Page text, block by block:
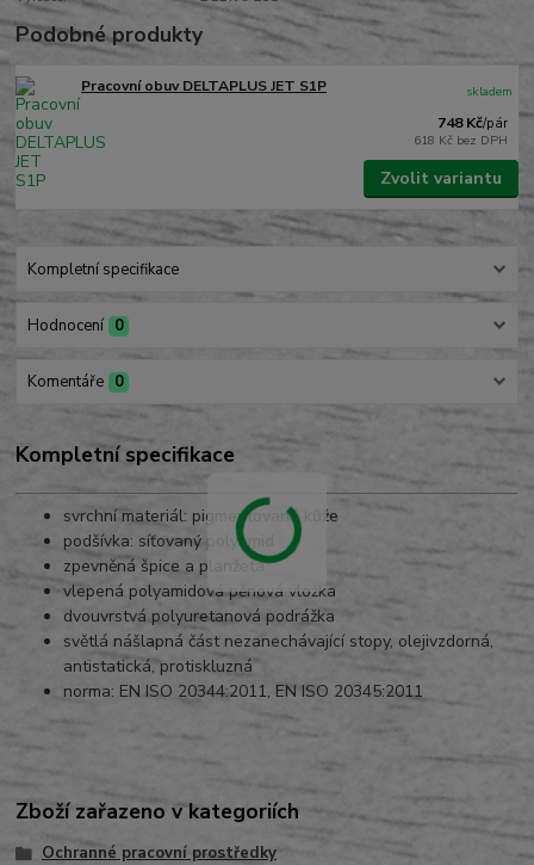
Podobné produkty
Pracovní obuv DELTAPLUS JET S1P
748 Kč/pár
618 Kč bez DPH
skladem
Zvolit variantu
Kompletní specifikace
Hodnocení 0
Komentáře 0
Kompletní specifikace
svrchní materiál: pigmentovaná kůže
podšívka: síťovaný polyamid
zpevněná špice a planžeta
vlepená polyamidová pěnová vložka
dvouvrstvá polyuretanová podrážka
světlá nášlapná část nezanechávající stopy, olejivzdorná,
antistatická, protiskluzná
norma: EN ISO 20344:2011, EN ISO 20345:2011
Zboží zařazeno v kategoriích
Ochranné pracovní prostředky